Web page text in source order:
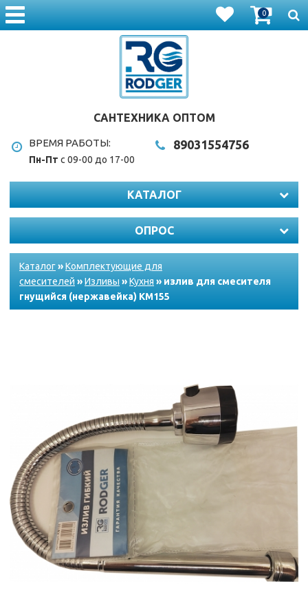
0
САНТЕХНИКА ОПТОМ
ВРЕМЯ РАБОТЫ:
Пн-Пт с 09-00 до 17-00
89031554756
КАТАЛОГ
ОПРОС
Каталог»Комплектующие для
смесителей »Изливы »Кухня » излив для смесителя
гнущийся (нержавейка) КМ155